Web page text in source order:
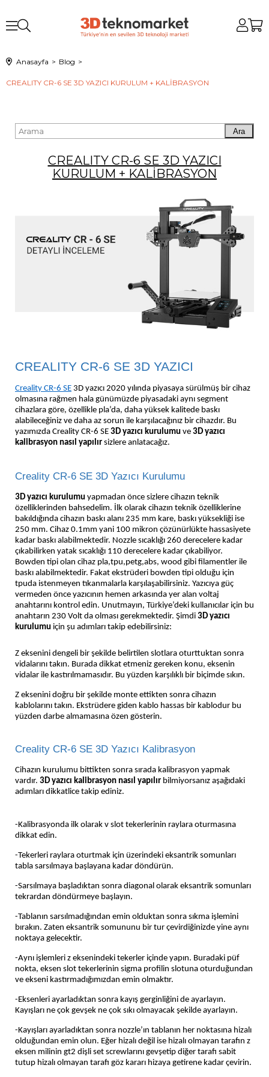
Anasayfa Blog
CREALITY CR-6 SE 3D YAZICI KURULUM + KALİBRASYON
Ara
CREALITY CR-6 SE 3D YAZICI
KURULUM + KALİBRASYON
CREALITY CR-6 SE 3D YAZICI
Creality CR-6 SE 3D yazıcı 2020 yılında piyasaya sürülmüş bir cihaz
olmasına rağmen hala günümüzde piyasadaki aynı segment
cihazlara göre, özellikle pla’da, daha yüksek kalitede baskı
alabileceğiniz ve daha az sorun ile karşılacağınız bir cihazdır. Bu
yazımızda Creality CR-6 SE 3D yazıcı kurulumu ve 3D yazıcı
kalibrasyon nasıl yapılır sizlere anlatacağız.
Creality CR-6 SE 3D Yazıcı Kurulumu
3D yazıcı kurulumu yapmadan önce sizlere cihazın teknik
özelliklerinden bahsedelim. İlk olarak cihazın teknik özelliklerine
bakıldığında cihazın baskı alanı 235 mm kare, baskı yüksekliği ise
250 mm. Cihaz 0.1mm yani 100 mikron çözünürlükte hassasiyete
kadar baskı alabilmektedir. Nozzle sıcaklığı 260 derecelere kadar
çıkabilirken yatak sıcaklığı 110 derecelere kadar çıkabiliyor.
Bowden tipi olan cihaz pla,tpu,petg,abs, wood gibi filamentler ile
baskı alabilmektedir. Fakat ekstrüderi bowden tipi olduğu için
tpuda istenmeyen tıkanmalarla karşılaşabilirsiniz. Yazıcıya güç
vermeden önce yazıcının hemen arkasında yer alan voltaj
anahtarını kontrol edin. Unutmayın, Türkiye’deki kullanıcılar için bu
anahtarın 230 Volt da olması gerekmektedir. Şimdi 3D yazıcı
kurulumu için şu adımları takip edebilirsiniz:
Z eksenini dengeli bir şekilde belirtilen slotlara oturttuktan sonra
vidalarını takın. Burada dikkat etmeniz gereken konu, eksenin
vidalar ile kastırılmamasıdır. Bu yüzden karşılıklı bir biçimde sıkın.
Z eksenini doğru bir şekilde monte ettikten sonra cihazın
kablolarını takın. Ekstrüdere giden kablo hassas bir kablodur bu
yüzden darbe almamasına özen gösterin.
Creality CR-6 SE 3D Yazıcı Kalibrasyon
Cihazın kurulumu bittikten sonra sırada kalibrasyon yapmak
vardır. 3D yazıcı kalibrasyon nasıl yapılır bilmiyorsanız aşağıdaki
adımları dikkatlice takip ediniz.
-Kalibrasyonda ilk olarak v slot tekerlerinin raylara oturmasına
dikkat edin.
-Tekerleri raylara oturtmak için üzerindeki eksantrik somunları
tabla sarsılmaya başlayana kadar döndürün.
-Sarsılmaya başladıktan sonra diagonal olarak eksantrik somunları
tekrardan döndürmeye başlayın.
-Tablanın sarsılmadığından emin olduktan sonra sıkma işlemini
bırakın. Zaten eksantrik somununu bir tur çevirdiğinizde yine aynı
noktaya gelecektir.
-Aynı işlemleri z eksenindeki tekerler içinde yapın. Buradaki püf
nokta, eksen slot tekerlerinin sigma profilin slotuna oturduğundan
ve ekseni kastırmadığımızdan emin olmaktır.
-Eksenleri ayarladıktan sonra kayış gerginliğini de ayarlayın.
Kayışları ne çok gevşek ne çok sıkı olmayacak şekilde ayarlayın.
-Kayışları ayarladıktan sonra nozzle’ın tablanın her noktasına hizalı
olduğundan emin olun. Eğer hizalı değil ise hizalı olmayan tarafın z
eksen milinin gt2 dişli set screwlarını gevşetip diğer tarafı sabit
tutup hizalı olmayan tarafı göz kararı hizaya getirene kadar çevirin.